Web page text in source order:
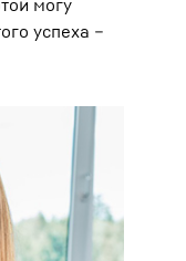
успеха –